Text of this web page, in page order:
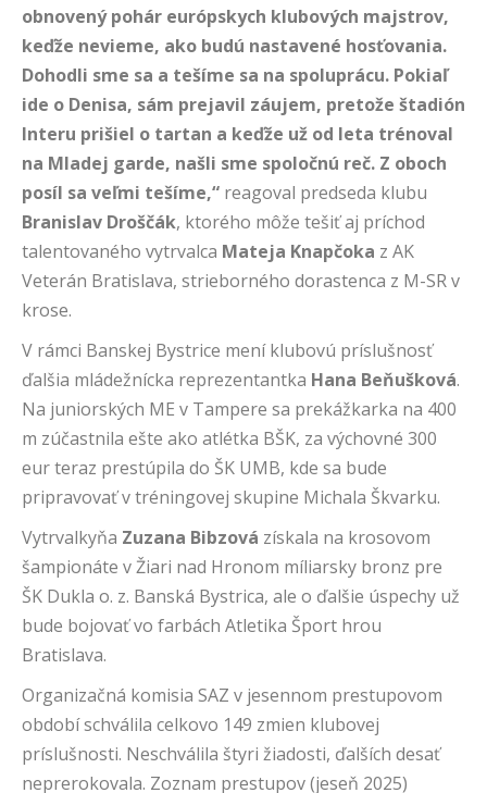
obnovený pohár európskych klubových majstrov,
keďže nevieme, ako budú nastavené hosťovania.
Dohodli sme sa a tešíme sa na spoluprácu. Pokiaľ
ide o Denisa, sám prejavil záujem, pretože štadión
Interu prišiel o tartan a keďže už od leta trénoval
na Mladej garde, našli sme spoločnú reč. Z oboch
posíl sa veľmi tešíme,“ reagoval predseda klubu
Branislav Droščák, ktorého môže tešiť aj príchod
talentovaného vytrvalca Mateja Knapčoka z AK
Veterán Bratislava, strieborného dorastenca z M-SR v
krose.
V rámci Banskej Bystrice mení klubovú príslušnosť
ďalšia mládežnícka reprezentantka Hana Beňušková.
Na juniorských ME v Tampere sa prekážkarka na 400
m zúčastnila ešte ako atlétka BŠK, za výchovné 300
eur teraz prestúpila do ŠK UMB, kde sa bude
pripravovať v tréningovej skupine Michala Škvarku.
Vytrvalkyňa Zuzana Bibzová získala na krosovom
šampionáte v Žiari nad Hronom míliarsky bronz pre
ŠK Dukla o. z. Banská Bystrica, ale o ďalšie úspechy už
bude bojovať vo farbách Atletika Šport hrou
Bratislava.
Organizačná komisia SAZ v jesennom prestupovom
období schválila celkovo 149 zmien klubovej
príslušnosti. Neschválila štyri žiadosti, ďalších desať
neprerokovala. Zoznam prestupov (jeseň 2025)